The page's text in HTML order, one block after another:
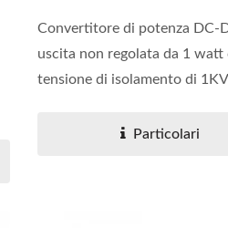
Convertitore di potenza DC-
uscita non regolata da 1 watt
tensione di isolamento di
Particolari